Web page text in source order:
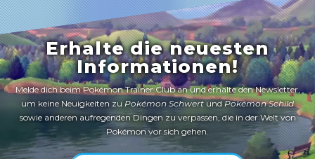
Erhalte die neuesten
Informationen!
Melde dich beim Pokémon Trainer Club an und erhalte den Newsletter,
um keine Neuigkeiten zu Pokémon Schwert undPokémon Schild
sowie anderen aufregenden Dingen zu verpassen, die in der Welt von
Pokémon vor sich gehen.